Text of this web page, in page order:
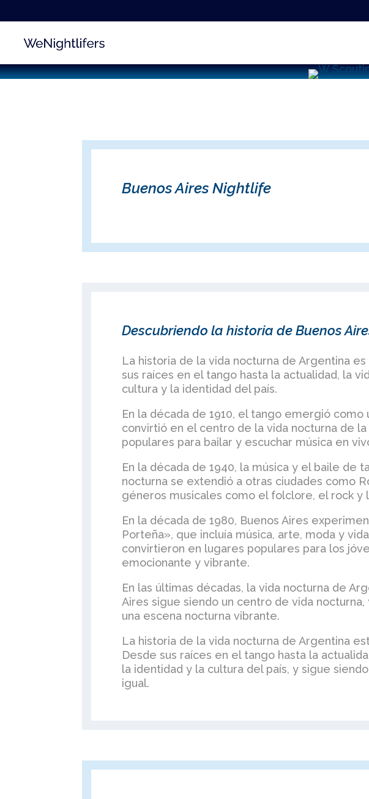
Buenos Aires Nightlife
Descubriendo la historia de Buenos
La historia de la vida nocturna de Argentina
sus raíces en el tango hasta la actualidad, la
cultura y la identidad del país.
En la década de 1910, el tango emergió
convirtió en el centro de la vida nocturna de
populares para bailar y escuchar música en
En la década de 1940, la música y el baile de
nocturna se extendió a otras ciudades como
géneros musicales como el folclore, el rock y
En la década de 1980, Buenos Aires
Porteña», que incluía música, arte, moda y
convirtieron en lugares populares para los
emocionante y vibrante.
En las últimas décadas, la vida nocturna de
Aires sigue siendo un centro de vida
una escena nocturna vibrante.
La historia de la vida nocturna de Argentina
Desde sus raíces en el tango hasta la
la identidad y la cultura del país, y sigue
igual.